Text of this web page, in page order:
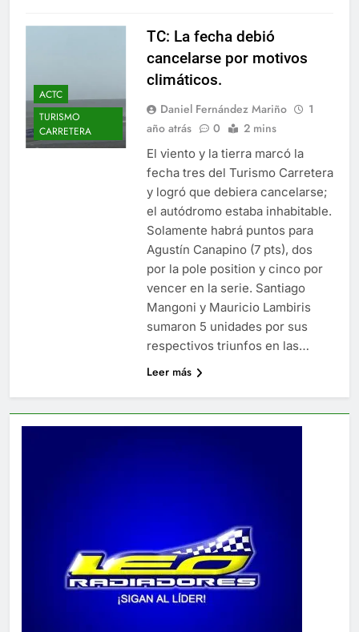
ACTC
TURISMO
CARRETERA
TC: La fecha debió
cancelarse por motivos
climáticos.
Daniel Fernández Mariño
1
año atrás
0 2 mins
El viento y la tierra marcó la
fecha tres del Turismo Carretera
y logró que debiera cancelarse;
el autódromo estaba inhabitable.
Solamente habrá puntos para
Agustín Canapino (7 pts), dos
por la pole position y cinco por
vencer en la serie. Santiago
Mangoni y Mauricio Lambiris
sumaron 5 unidades por sus
respectivos triunfos en las…
Leer más